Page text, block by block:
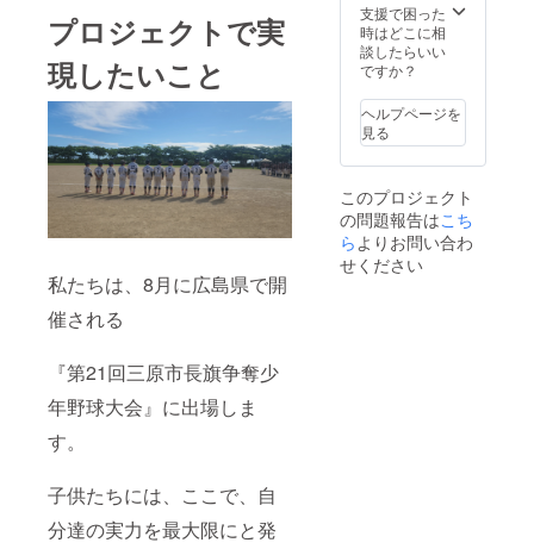
プロジェクトで実
現したいこと
私たちは、8月に広島県で開
催される
『第21回三原市長旗争奪少
年野球大会』に出場しま
す。
子供たちには、ここで、自
分達の実力を最大限にと発
支援で困った
時はどこに相
談したらいい
ですか？
ヘルプページを
見る
このプロジェクト
の問題報告はこち
ら よりお問い合わ
せください